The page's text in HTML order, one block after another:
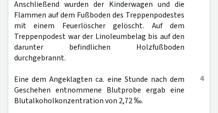
Anschließend wurden der Kinderwagen und die
Flammen auf dem Fußboden des Treppenpodestes
mit einem Feuerlöscher gelöscht. Auf dem
Treppenpodest war der Linoleumbelag bis auf den
darunter befindlichen Holzfußboden
durchgebrannt.
4
Eine dem Angeklagten ca. eine Stunde nach dem
Geschehen entnommene Blutprobe ergab eine
Blutalkoholkonzentration von 2,72 ‰.